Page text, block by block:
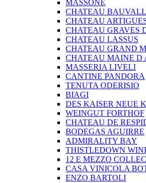
MASSONE
CHATEAU
CHATEAU
CHATEAU GRAVES
CHATEAU LASSUS
CHATEAU GRAND
CHATEAU MAINE D
MASSERIA LIVELI
CANTINE PANDORA
TENUTA ODERISIO
BIAGI
DES KAISER NEUE
WEINGUT FORTHOF
CHATEAU DE
BODEGAS AGUIRRE
ADMIRALITY BAY
THISTLEDOWN
12 E MEZZO
CASA VINICOLA
ENZO BARTOLI